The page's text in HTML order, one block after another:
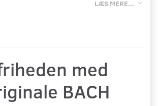
LÆS MERE...
med
BACH